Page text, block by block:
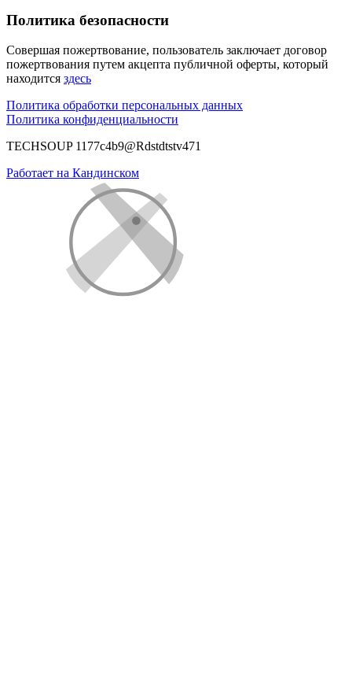
Политика безопасности
Совершая пожертвование, пользователь заключает договор
пожертвования путем акцепта публичной оферты, который
находится здесь
Политика обработки персональных данных
Политика конфиденциальности
TECHSOUP 1177c4b9@Rdstdtstv471
Работает на Кандинском